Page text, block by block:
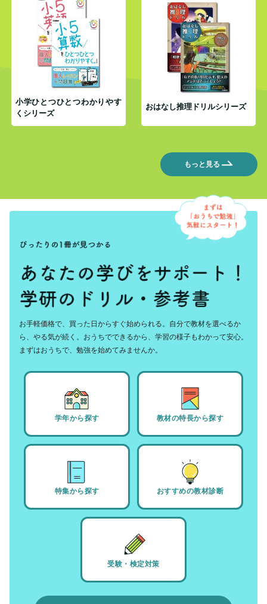
小学ひとつひとつわかりやす
くシリーズ
おはなし推理ドリルシリーズ
もっと見る
お手軽価格で、買った日からすぐ始められる。自分で教材を選べるか
ら、やる気が続く。おうちでできるから、学習の様子もわかって安心。
まずはおうちで、勉強を始めてみませんか。
学年から探す 教材の特長から探す
特集から探す おすすめの教材診断
受験・検定対策